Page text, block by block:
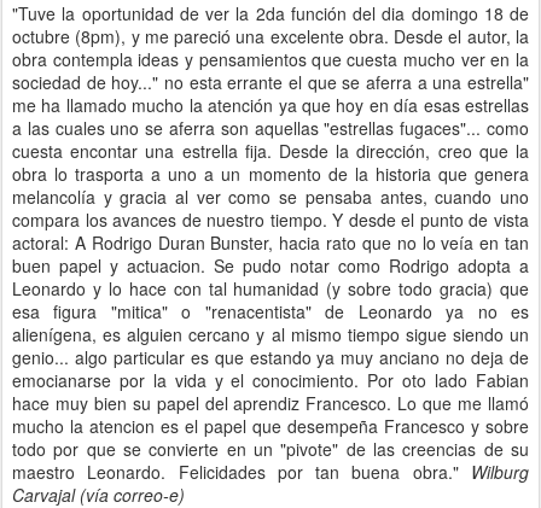
"Tuve la oportunidad de ver la 2da función del dia domingo 18 de
octubre (8pm), y me pareció una excelente obra. Desde el autor, la
obra contempla ideas y pensamientos que cuesta mucho ver en la
sociedad de hoy..." no esta errante el que se aferra a una estrella"
me ha llamado mucho la atención ya que hoy en día esas estrellas
a las cuales uno se aferra son aquellas "estrellas fugaces"... como
cuesta encontar una estrella fija. Desde la dirección, creo que la
obra lo trasporta a uno a un momento de la historia que genera
melancolía y gracia al ver como se pensaba antes, cuando uno
compara los avances de nuestro tiempo. Y desde el punto de vista
actoral: A Rodrigo Duran Bunster, hacia rato que no lo veía en tan
buen papel y actuacion. Se pudo notar como Rodrigo adopta a
Leonardo y lo hace con tal humanidad (y sobre todo gracia) que
esa figura "mitica" o "renacentista" de Leonardo ya no es
alienígena, es alguien cercano y al mismo tiempo sigue siendo un
genio... algo particular es que estando ya muy anciano no deja de
emocianarse por la vida y el conocimiento. Por oto lado Fabian
hace muy bien su papel del aprendiz Francesco. Lo que me llamó
mucho la atencion es el papel que desempeña Francesco y sobre
todo por que se convierte en un "pivote" de las creencias de su
maestro Leonardo. Felicidades por tan buena obra." Wilburg
Carvajal (vía correo-e)